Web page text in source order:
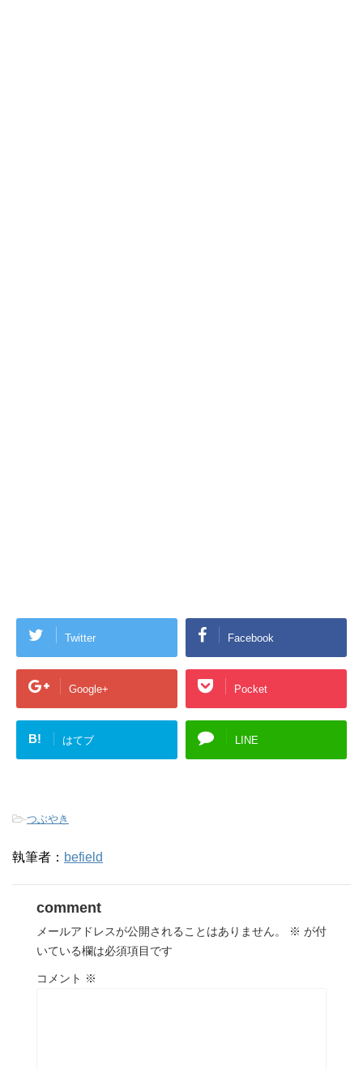
Twitter Facebook
Google+ Pocket
B! はてブ LINE
-つぶやき
執筆者： befield
comment
メールアドレスが公開されることはありません。 ※ が付
いている欄は必須項目です
コメント ※